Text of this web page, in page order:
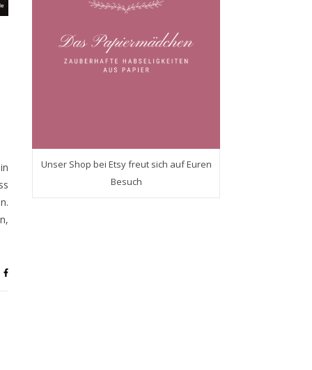
Unser Shop bei Etsy freut sich auf Euren
Besuch